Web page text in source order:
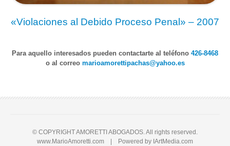
«Violaciones al Debido Proceso Penal» – 2007
Para aquello interesados pueden contactarte al teléfono 426-8468
o al correo marioamorettipachas@yahoo.es
© COPYRIGHT AMORETTI ABOGADOS. All rights reserved.
www.MarioAmoretti.com | Powered by IArtMedia.com